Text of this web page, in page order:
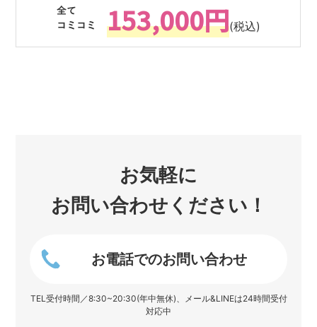
153,000円(税込)
お気軽に
お問い合わせください！
お電話でのお問い合わせ
TEL受付時間／8:30~20:30(年中無休)、メール&LINEは24時間受付
対応中